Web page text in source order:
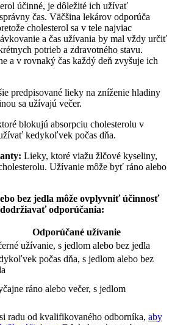
účinné, je dôležité ich užívať
čas. Väčšina lekárov odporúča
cholesterol sa v tele najviac
a čas užívania by mal vždy určiť
potrieb a zdravotného stavu.
a v rovnaký čas každý deň zvyšuje ich
predpisované lieky na zníženie hladiny
sa užívajú večer.
blokujú absorpciu cholesterolu v
kedykoľvek počas dňa.
Lieky, ktoré viažu žlčové kyseliny,
Užívanie môže byť ráno alebo
bez jedla môže ovplyvniť účinnosť
odporúčania:
Odporúčané užívanie
užívanie, s jedlom alebo bez jedla
počas dňa, s jedlom alebo bez
ráno alebo večer, s jedlom
radu od kvalifikovaného odborníka, aby